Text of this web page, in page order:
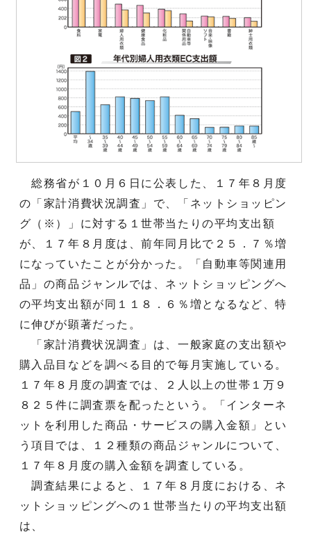
総務省が１０月６日に公表した、１７年８月度
の「家計消費状況調査」で、「ネットショッピン
グ（※）」に対する１世帯当たりの平均支出額
が、１７年８月度は、前年同月比で２５．７％増
になっていたことが分かった。「自動車等関連用
品」の商品ジャンルでは、ネットショッピングへ
の平均支出額が同１１８．６％増となるなど、特
に伸びが顕著だった。
「家計消費状況調査」は、一般家庭の支出額や
購入品目などを調べる目的で毎月実施している。
１７年８月度の調査では、２人以上の世帯１万９
８２５件に調査票を配ったという。「インターネ
ットを利用した商品・サービスの購入金額」とい
う項目では、１２種類の商品ジャンルについて、
１７年８月度の購入金額を調査している。
調査結果によると、１７年８月度における、ネ
ットショッピングへの１世帯当たりの平均支出額
は、